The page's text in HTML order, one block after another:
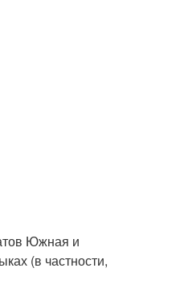
Южная и
(в частности,